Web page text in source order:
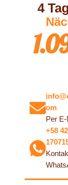
4
om
Per
+58